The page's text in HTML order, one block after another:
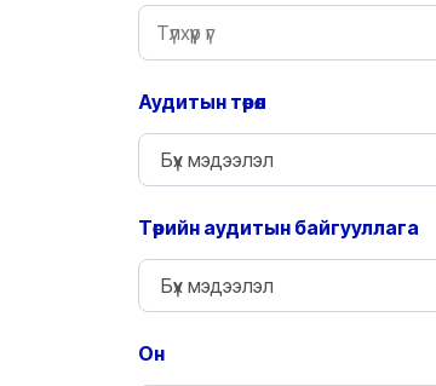
Аудитын төрөл
Төрийн аудитын байгууллага
Он